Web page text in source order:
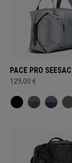
PACE PRO
129,00 €